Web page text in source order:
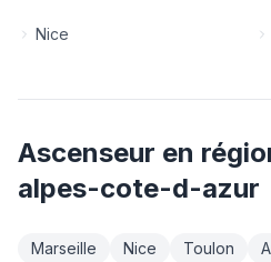
Nice
Ascenseur en
alpes-cote-d-azur
Marseille Nice Toulon